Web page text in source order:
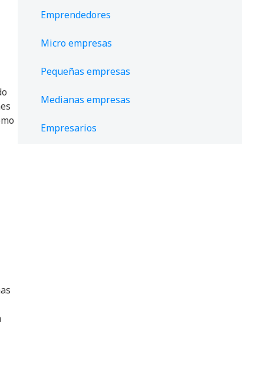
Emprendedores
Micro empresas
Pequeñas empresas
Medianas empresas
Empresarios